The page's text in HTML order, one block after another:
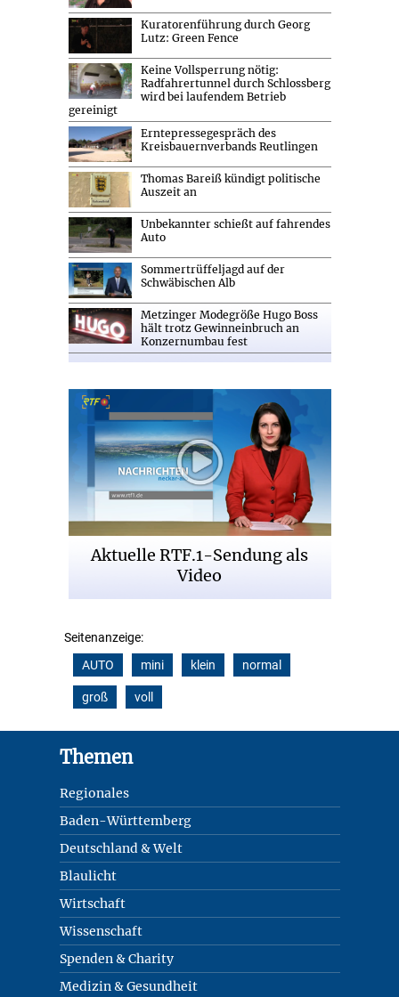
Kuratorenführung durch Georg
Lutz: Green Fence
Keine Vollsperrung nötig:
Radfahrertunnel durch Schlossberg
wird bei laufendem Betrieb
gereinigt
Erntepressegespräch des
Kreisbauernverbands Reutlingen
Thomas Bareiß kündigt politische
Auszeit an
Unbekannter schießt auf fahrendes
Auto
Sommertrüffeljagd auf der
Schwäbischen Alb
Metzinger Modegröße Hugo Boss
hält trotz Gewinneinbruch an
Konzernumbau fest
Aktuelle RTF.1-Sendung als
Video
Seitenanzeige:
AUTO
mini klein normal
groß voll
Themen
Regionales
Baden-Württemberg
Deutschland & Welt
Blaulicht
Wirtschaft
Wissenschaft
Spenden & Charity
Medizin & Gesundheit